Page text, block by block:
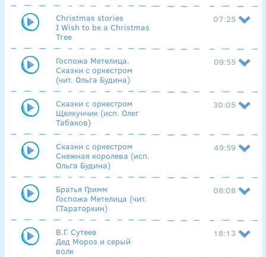
Christmas stories
I Wish to be a Christmas
Tree
07:25
Госпожа Метелица.
Сказки с оркестром
(чит. Ольга Будина)
09:55
Сказки с оркестром
Щелкунчик (исп. Олег
Табаков)
30:05
Сказки с оркестром
Снежная королева (исп.
Ольга Будина)
49:59
Братья Гримм
Госпожа Метелица (чит.
Г.Тараторкин)
08:08
В.Г. Сутеев
Дед Мороз и серый
волк
18:13